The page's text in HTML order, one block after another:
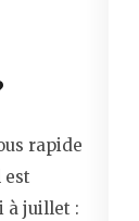
rapide
est
à juillet :